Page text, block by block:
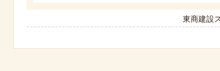
東商建設